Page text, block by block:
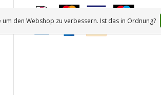
den Webshop zu verbessern. Ist das in Ordnung?